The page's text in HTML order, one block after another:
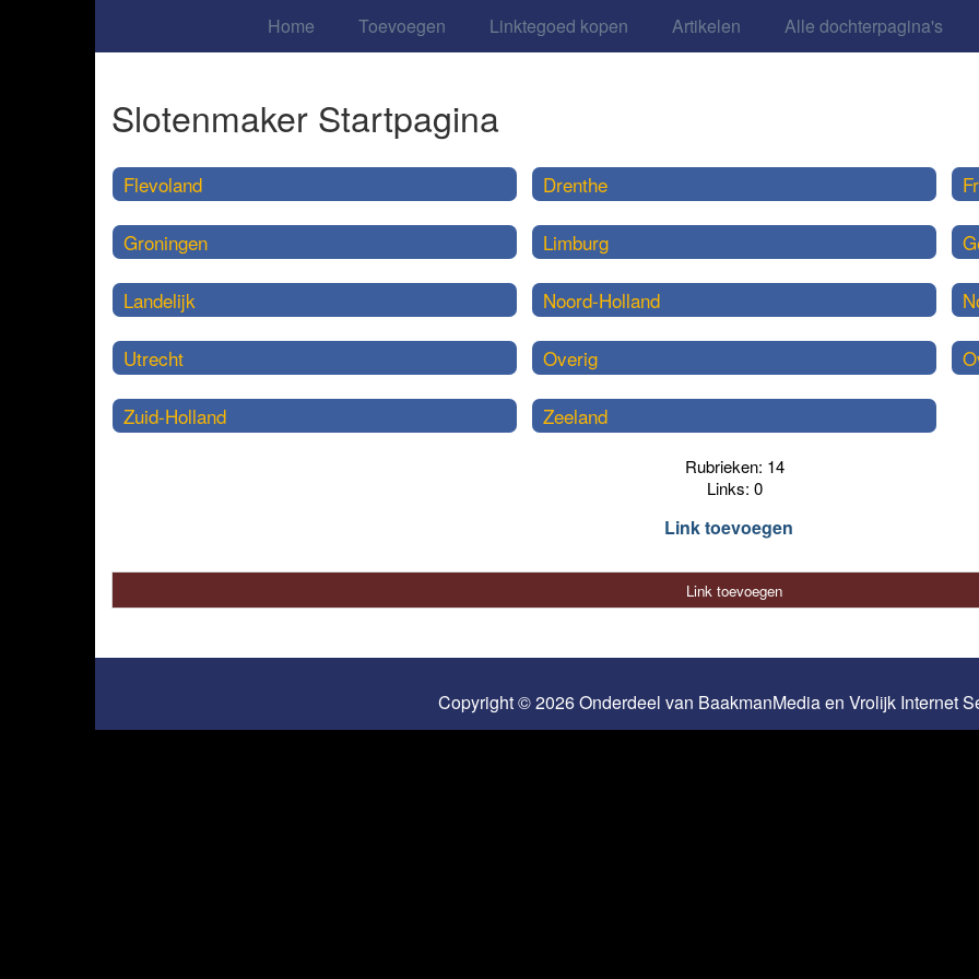
Home Toevoegen Linktegoed kopen Artikelen Alle dochterpagina's
Slotenmaker Startpagina
Flevoland
Groningen
Landelijk
Utrecht
Zuid-Holland
Drenthe
Limburg
Noord-Holland
Overig
Zeeland
Rubrieken: 14
Links: 0
Link toevoegen
Link toevoegen
Copyright © 2026 Onderdeel van BaakmanMediaen Vrolijk Internet